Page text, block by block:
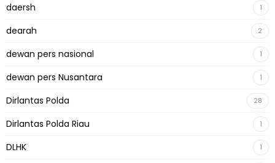
daersh 1
dearah 2
dewan pers nasional 1
dewan pers Nusantara 1
Dirlantas Polda 28
Dirlantas Polda Riau 1
DLHK 1